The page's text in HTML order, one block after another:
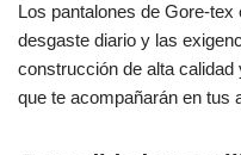
Los pantalones de Gore-
desgaste diario y las
construcción de alta
que te acompañarán en tus